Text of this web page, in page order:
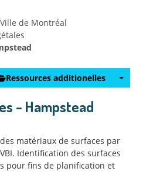
Ville de Montréal
Ressources additionelles
- Hampstead
matériaux de surfaces par
Identification des surfaces
pour fins de planification et